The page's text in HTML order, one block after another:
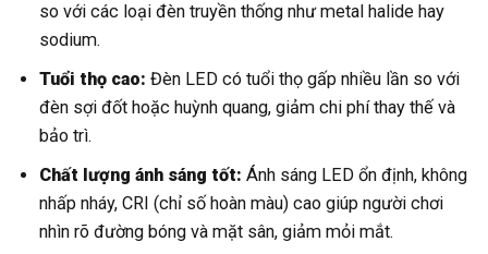
so với các loại đèn truyền thống như metal halide hay
sodium.
Tuổi thọ cao: Đèn LED có tuổi thọ gấp nhiều lần so với
đèn sợi đốt hoặc huỳnh quang, giảm chi phí thay thế và
bảo trì.
Chất lượng ánh sáng tốt: Ánh sáng LED ổn định, không
nhấp nháy, CRI (chỉ số hoàn màu) cao giúp người chơi
nhìn rõ đường bóng và mặt sân, giảm mỏi mắt.